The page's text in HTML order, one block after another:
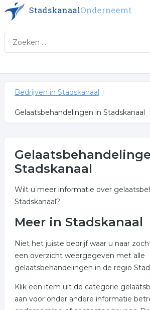
Bedrijven in Stadskanaal
Gelaatsbehandelingen in Stadskanaal
Stadskanaal
Wilt u meer informatie over
Stadskanaal?
Meer in Stadskanaal
Niet het juiste bedrijf waar u naar
een overzicht weergegeven met alle
gelaatsbehandelingen in de regio
Klik een item uit de categorie
aan voor onder andere informatie